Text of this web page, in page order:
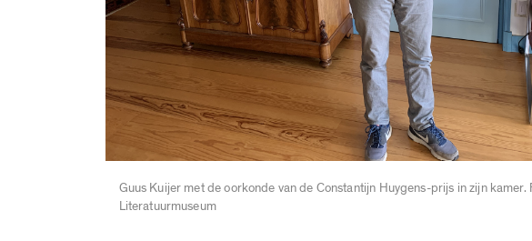
Guus Kuijer met de oorkonde van de Constantijn Huygens-prijs in zijn kamer.
Literatuurmuseum